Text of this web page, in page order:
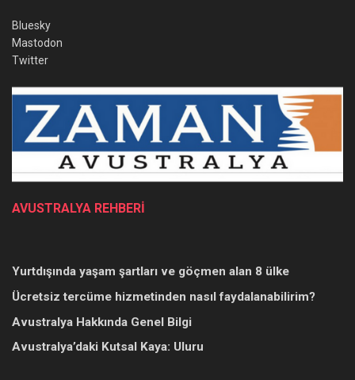
Bluesky
Mastodon
Twitter
AVUSTRALYA REHBERİ
Yurtdışında yaşam şartları ve göçmen alan 8 ülke
Ücretsiz tercüme hizmetinden nasıl faydalanabilirim?
Avustralya Hakkında Genel Bilgi
Avustralya’daki Kutsal Kaya: Uluru